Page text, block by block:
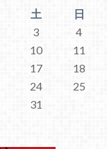
土
日
3
4
10
11
17
18
24
25
31